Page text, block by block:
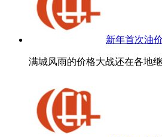
新年首次油
满城风雨的价格大战还在各地